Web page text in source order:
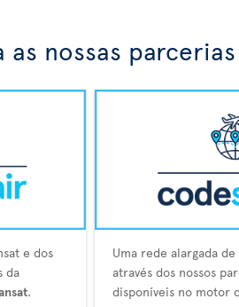
as nossas parcerias
e dos
da
.
Uma rede alargada
através dos nossos
disponíveis no motor